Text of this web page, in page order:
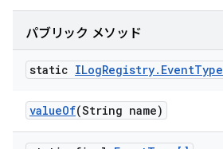
パブリック メソッド
static ILogRegistry. EventType
valueOf(String name)